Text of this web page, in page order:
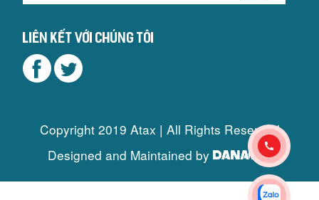
Liên kết với chúng tôi
Copyright 2019 Atax | All Rights Reserved
Designed and Maintained by